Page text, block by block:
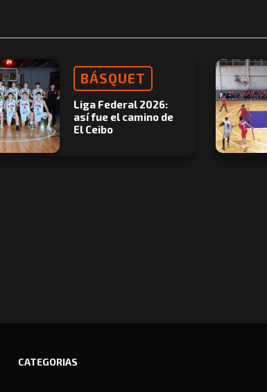
BÁSQUET
Liga Federal 2026:
así fue el camino de
El Ceibo
CATEGORIAS